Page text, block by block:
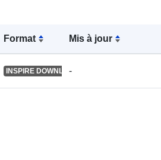
Format Mis à jour
INSPIRE DOWNLOAD SERVICE
-